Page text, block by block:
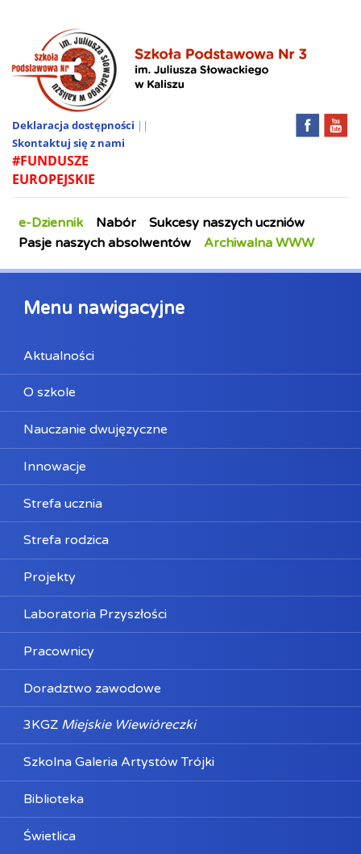
Deklaracja dostępności ||
Skontaktuj się z nami
#FUNDUSZE
EUROPEJSKIE
e-Dziennik Nabór
Sukcesy naszych uczniów
Pasje naszych absolwentów
Archiwalna WWW
Menu nawigacyjne
Aktualności
O szkole
Nauczanie dwujęzyczne
Innowacje
Strefa ucznia
Strefa rodzica
Projekty
Laboratoria Przyszłości
Pracownicy
Doradztwo zawodowe
3KGZ Miejskie Wiewióreczki
Szkolna Galeria Artystów Trójki
Biblioteka
Świetlica